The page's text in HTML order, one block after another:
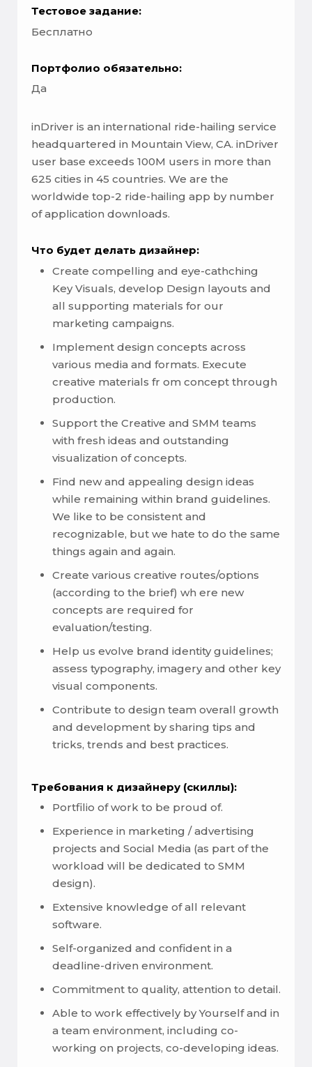
Тестовое задание:
Бесплатно
Портфолио обязательно:
Да
inDriver is an international ride-hailing service
headquartered in Mountain View, CA. inDriver
user base exceeds 100M users in more than
625 cities in 45 countries. We are the
worldwide top-2 ride-hailing app by number
of application downloads.
Что будет делать дизайнер:
Create compelling and eye-cathching
Key Visuals, develop Design layouts and
all supporting materials for our
marketing campaigns.
Implement design concepts across
various media and formats. Execute
creative materials fr om concept through
production.
Support the Creative and SMM teams
with fresh ideas and outstanding
visualization of concepts.
Find new and appealing design ideas
while remaining within brand guidelines.
We like to be consistent and
recognizable, but we hate to do the same
things again and again.
Create various creative routes/options
(according to the brief) wh ere new
concepts are required for
evaluation/testing.
Help us evolve brand identity guidelines;
assess typography, imagery and other key
visual components.
Contribute to design team overall growth
and development by sharing tips and
tricks, trends and best practices.
Требования к дизайнеру (скиллы):
Portfilio of work to be proud of.
Experience in marketing / advertising
projects and Social Media (as part of the
workload will be dedicated to SMM
design).
Extensive knowledge of all relevant
software.
Self-organized and confident in a
deadline-driven environment.
Commitment to quality, attention to detail.
Able to work effectively by Yourself and in
a team environment, including co-
working on projects, co-developing ideas.